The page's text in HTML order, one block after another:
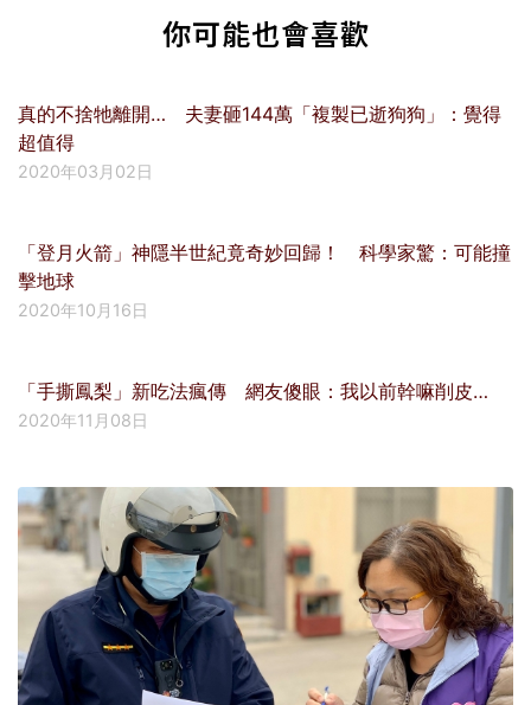
你可能也會喜歡
真的不捨牠離開… 夫妻砸144萬「複製已逝狗狗」：覺得
超值得
2020年03月02日
「登月火箭」神隱半世紀竟奇妙回歸！ 科學家驚：可能撞
擊地球
2020年10月16日
「手撕鳳梨」新吃法瘋傳 網友傻眼：我以前幹嘛削皮…
2020年11月08日